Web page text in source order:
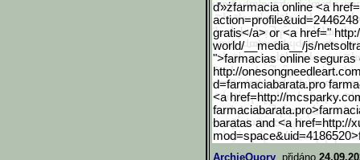
ď»żfarmacia online <a
action=profile&uid=2446
gratis</a> or <a href="
world/__media__/js/
">farmacias online seguras
http://onesongneedleart.c
d=farmaciabarata.pro
<a href=http://
baratas and <a href=http://
ArchieQuory , přidáno